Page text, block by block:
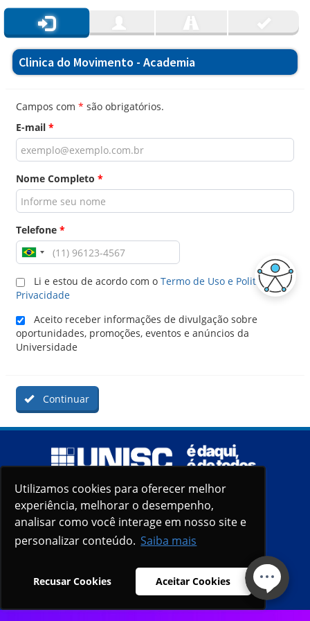
Utilizamos cookies para oferecer melhor
experiência, melhorar o desempenho,
analisar como você interage em nosso site e
personalizar conteúdo. Saiba mais
Recusar Cookies Aceitar Cookies
Utilizamos cookies para oferecer melhor
experiência, melhorar o desempenho,
analisar como você interage em nosso site e
personalizar conteúdo. Saiba mais
Recusar Cookies Aceitar Cookies
Clinica do Movimento - Academia
Campos com * são obrigatórios.
E-mail *
Nome Completo *
Telefone *
Li e estou de acordo com o Termo de Uso e Politica de
Privacidade
Aceito receber informações de divulgação sobre
oportunidades, promoções, eventos e anúncios da
Universidade
Continuar